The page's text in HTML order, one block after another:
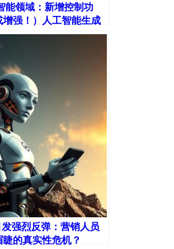
能领域：新增控制功
强！）人工智能生成
强烈反弹：营销人员
的真实性危机？